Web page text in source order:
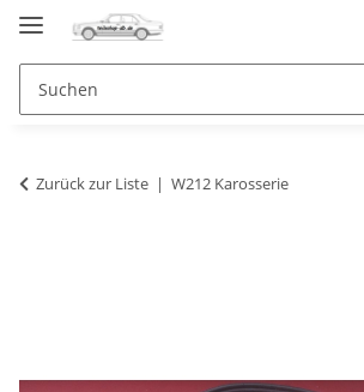
Zurück zur Liste W212 Karosserie